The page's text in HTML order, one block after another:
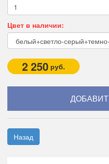
Цвет в наличии:
2 250 руб.
Назад